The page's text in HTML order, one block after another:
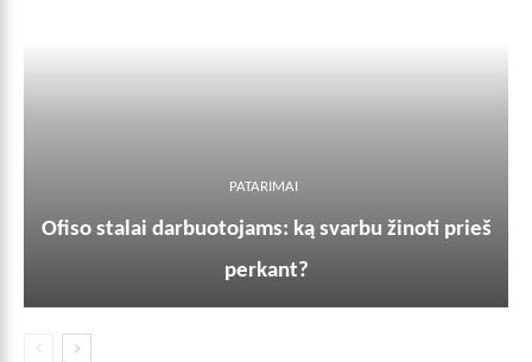
PATARIMAI
Ofiso stalai darbuotojams: ką svarbu žinoti prieš
perkant?